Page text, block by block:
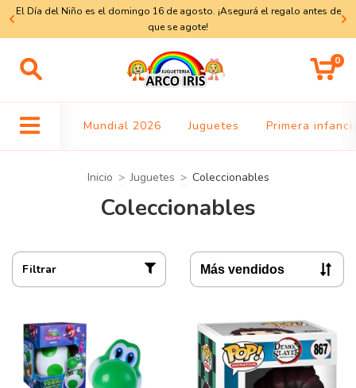
El Día del Niño es el domingo 16 de agosto. ¡Asegurá el regalo antes de
que se agote!
0
Mundial 2026 Juguetes Primera
Inicio > Juguetes > Coleccionables
Coleccionables
Filtrar